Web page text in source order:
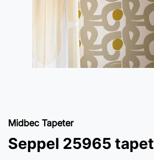
Midbec Tapeter
Seppel 25965 tapet